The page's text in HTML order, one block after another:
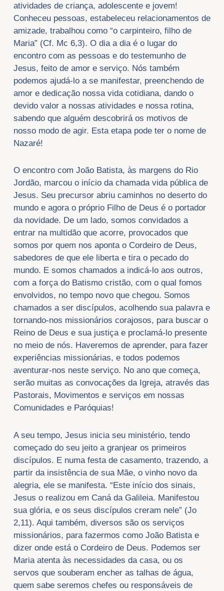
atividades de criança, adolescente e jovem!
Conheceu pessoas, estabeleceu relacionamentos de
amizade, trabalhou como “o carpinteiro, filho de
Maria” (Cf. Mc 6,3). O dia a dia é o lugar do
encontro com as pessoas e do testemunho de
Jesus, feito de amor e serviço. Nós também
podemos ajudá-lo a se manifestar, preenchendo de
amor e dedicação nossa vida cotidiana, dando o
devido valor a nossas atividades e nossa rotina,
sabendo que alguém descobrirá os motivos de
nosso modo de agir. Esta etapa pode ter o nome de
Nazaré!
O encontro com João Batista, às margens do Rio
Jordão, marcou o início da chamada vida pública de
Jesus. Seu precursor abriu caminhos no deserto do
mundo e agora o próprio Filho de Deus é o portador
da novidade. De um lado, somos convidados a
entrar na multidão que acorre, provocados que
somos por quem nos aponta o Cordeiro de Deus,
sabedores de que ele liberta e tira o pecado do
mundo. E somos chamados a indicá-lo aos outros,
com a força do Batismo cristão, com o qual fomos
envolvidos, no tempo novo que chegou. Somos
chamados a ser discípulos, acolhendo sua palavra e
tornando-nos missionários corajosos, para buscar o
Reino de Deus e sua justiça e proclamá-lo presente
no meio de nós. Haveremos de aprender, para fazer
experiências missionárias, e todos podemos
aventurar-nos neste serviço. No ano que começa,
serão muitas as convocações da Igreja, através das
Pastorais, Movimentos e serviços em nossas
Comunidades e Paróquias!
A seu tempo, Jesus inicia seu ministério, tendo
começado do seu jeito a granjear os primeiros
discípulos. E numa festa de casamento, trazendo, a
partir da insistência de sua Mãe, o vinho novo da
alegria, ele se manifesta. “Este início dos sinais,
Jesus o realizou em Caná da Galileia. Manifestou
sua glória, e os seus discípulos creram nele” (Jo
2,11). Aqui também, diversos são os serviços
missionários, para fazermos como João Batista e
dizer onde está o Cordeiro de Deus. Podemos ser
Maria atenta às necessidades da casa, ou os
servos que souberam encher as talhas de água,
quem sabe seremos chefes ou responsáveis de